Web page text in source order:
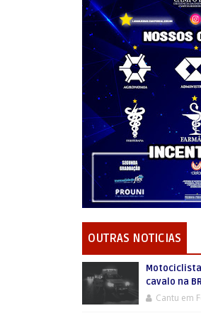
OUTRAS NOTICIAS
cavalo na
Cantu em